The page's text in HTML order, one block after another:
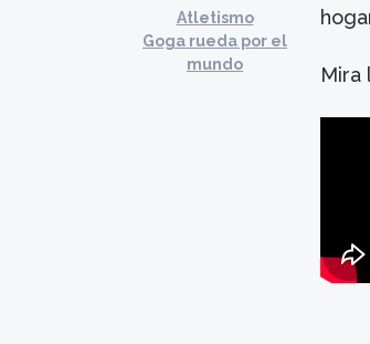
Atletismo
Goga rueda por el
mundo
Mira